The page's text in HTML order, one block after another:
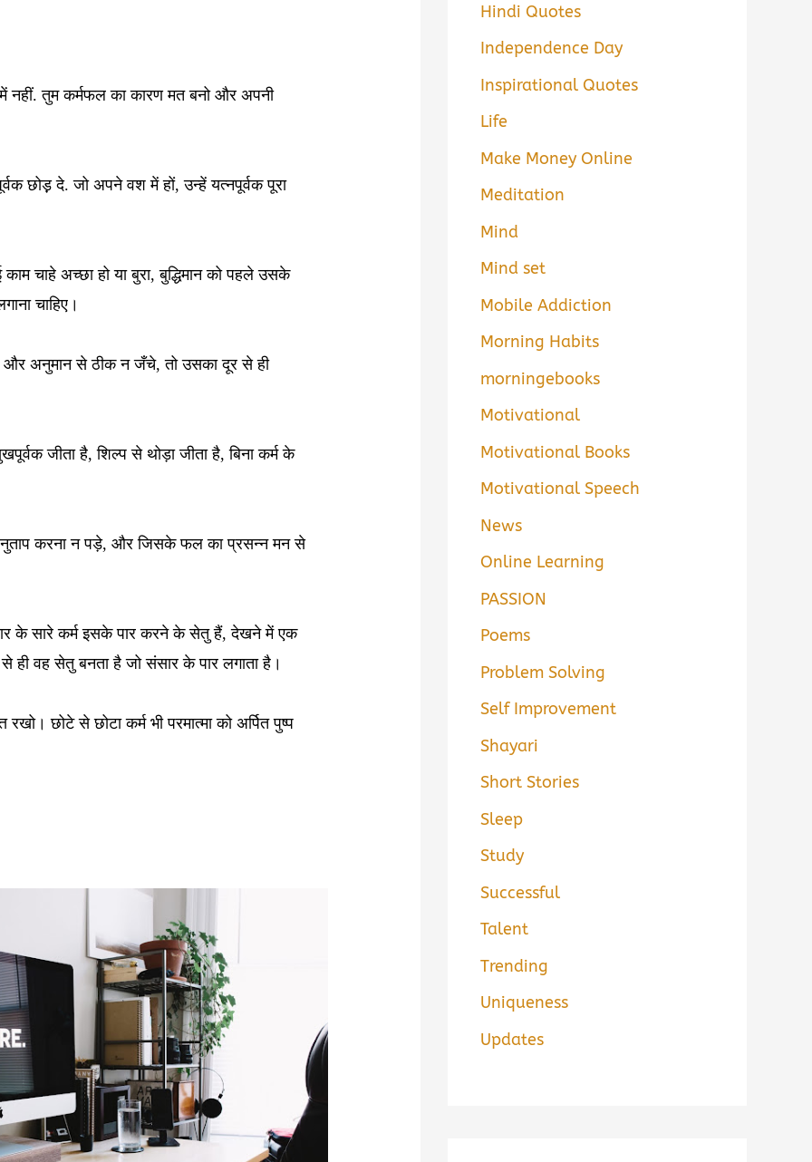
नहीं. तुम कर्मफल का कारण मत बनो और अपनी
छोड़़ दे. जो अपने वश में हों, उन्हें यत्नपूर्वक पूरा
काम चाहे अच्छा हो या बुरा, बुद्धिमान को पहले उसके
चाहिए।
और अनुमान से ठीक न जँचे, तो उसका दूर से ही
खपूर्वक जीता है, शिल्प से थोड़ा जीता है, बिना कर्म के
करना न पड़े, और जिसके फल का प्रसन्न मन से
के सारे कर्म इसके पार करने के सेतु हैं, देखने में एक
ही वह सेतु बनताहै जो संसार के पार लगाता है।
रखो।छोटे से छोटा कर्म भी परमात्मा को अर्पित पुष्प
Hindi Quotes
Independence Day
Inspirational Quotes
Life
Make Money Online
Meditation
Mind
Mind set
Mobile Addiction
Morning Habits
morningebooks
Motivational
Motivational Books
Motivational Speech
News
Online Learning
PASSION
Poems
Problem Solving
Self Improvement
Shayari
Short Stories
Sleep
Study
Successful
Talent
Trending
Uniqueness
Updates